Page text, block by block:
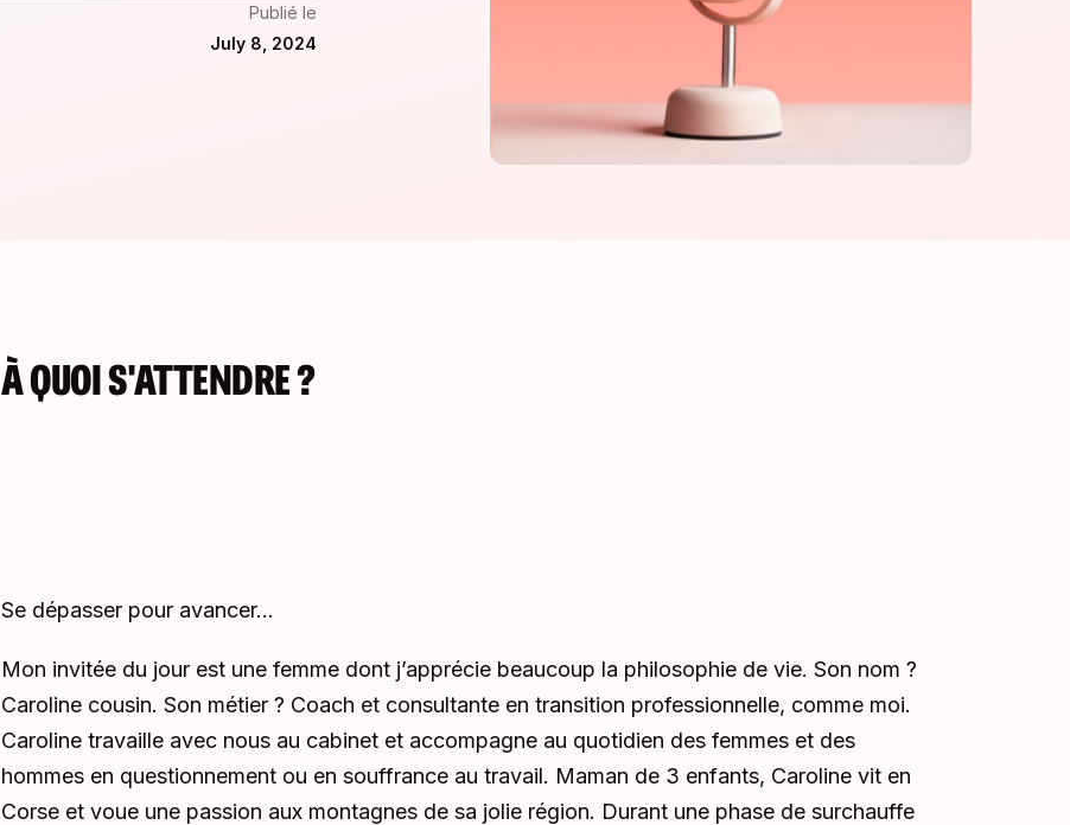
Publié le
July 8, 2024
À QUOI S'ATTENDRE ?
Se dépasser pour avancer...
Mon invitée du jour est une femme dont j’apprécie beaucoup la philosophie de vie. Son nom ?
Caroline cousin. Son métier ? Coach et consultante en transition professionnelle, comme moi.
Caroline travaille avec nous au cabinet et accompagne au quotidien des femmes et des
hommes en questionnement ou en souffrance au travail. Maman de 3 enfants, Caroline vit en
Corse et voue une passion aux montagnes de sa jolie région. Durant une phase de surchauffe